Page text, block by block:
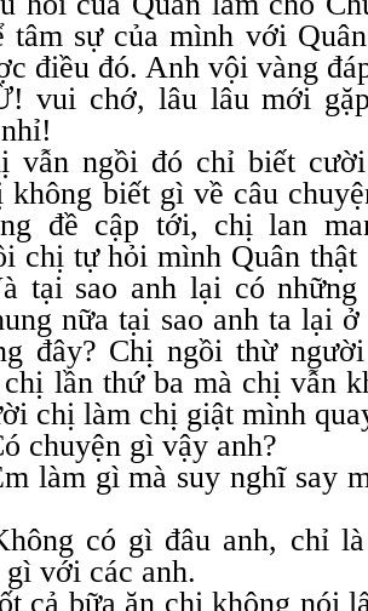
tâm sự của mình với
điều đó. Anh vội vàng
vui chớ, lâu lâu mới
vẫn ngồi đó chỉ biết
không biết gì về câu
đề cập tới, chị lan
chị tự hỏi mình Quân
tại sao anh lại có
nữa tại sao anh ta lại
đây? Chị ngồi thừ
lần thứ ba mà chị vẫn
chị làm chị giật mình
chuyện gì vậy anh?
làm gì mà suy nghĩ say
có gì đâu anh, chỉ
gì với các anh.
cả bữa ăn chị không nói